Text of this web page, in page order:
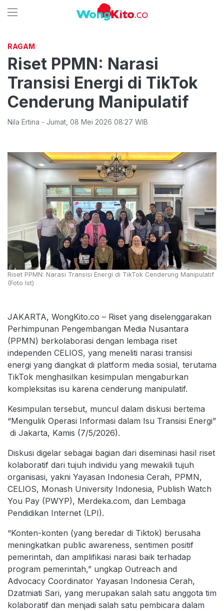
RAGAM
Riset PPMN: Narasi
Transisi Energi di TikTok
Cenderung Manipulatif
Nila Ertina - Jumat 08 Mei 2026 08:27 WIB
Riset PPMN: Narasi Transisi Energi di TikTok Cenderung Manipulatif
(Foto Ist)
JAKARTA, WongKito.co – Riset yang diselenggarakan
Perhimpunan Pengembangan Media Nusantara
(PPMN) berkolaborasi dengan lembaga riset
independen CELIOS, yang meneliti narasi transisi
energi yang diangkat di platform media sosial, terutama
TikTok menghasilkan kesimpulan mengaburkan
kompleksitas isu karena cenderung manipulatif.
Kesimpulan tersebut, muncul dalam diskusi bertema
“Mengulik Operasi Informasi dalam Isu Transisi Energi”
di Jakarta, Kamis (7/5/2026).
Diskusi digelar sebagai bagian dari diseminasi hasil riset
kolaboratif dari tujuh individu yang mewakili tujuh
organisasi, yakni Yayasan Indonesia Cerah, PPMN,
CELIOS, Monash University Indonesia, Publish Watch
You Pay (PWYP), Merdeka.com, dan Lembaga
Pendidikan Internet (LPI).
“Konten-konten (yang beredar di Tiktok) berusaha
meningkatkan public awareness, sentimen positif
pemerintah, dan amplifikasi narasi baik terhadap
program pemerintah,” ungkap Outreach and
Advocacy Coordinator Yayasan Indonesia Cerah,
Dzatmiati Sari, yang merupakan salah satu anggota tim
kolaboratif dan menjadi salah satu pembicara dalam